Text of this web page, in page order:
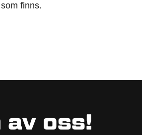
finns.
av oss!